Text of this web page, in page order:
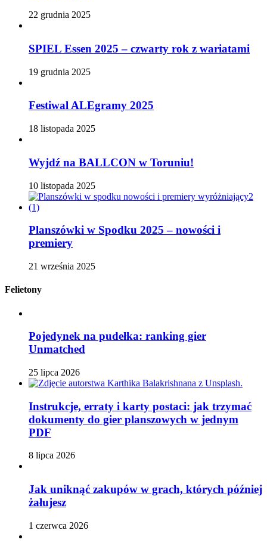
22 grudnia 2025
SPIEL Essen 2025 – czwarty rok z wariatami
19 grudnia 2025
Festiwal ALEgramy 2025
18 listopada 2025
Wyjdź na BALLCON w Toruniu!
10 listopada 2025
Planszówki w Spodku 2025 – nowości i
premiery
21 września 2025
Felietony
Pojedynek na pudełka: ranking gier
Unmatched
25 lipca 2026
Instrukcje, erraty i karty postaci: jak trzymać
dokumenty do gier planszowych w jednym
PDF
8 lipca 2026
Jak uniknąć zakupów w grach, których później
żałujesz
1 czerwca 2026